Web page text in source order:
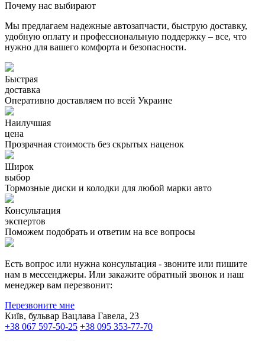
Почему нас выбирают
Мы предлагаем надежные автозапчасти, быструю доставку,
удобную оплату и профессиональную поддержку – все, что
нужно для вашего комфорта и безопасности.
Быстрая
доставка
Оперативно доставляем по всей Украине
Наилучшая
цена
Прозрачная стоимость без скрытых наценок
Широк
выбор
Тормозные диски и колодки для любой марки авто
Консультация
экспертов
Поможем подобрать и ответим на все вопросы
Есть вопрос или нужна консультация - звоните или пишите
нам в мессенджеры. Или закажите обратный звонок и наш
менеджер вам перезвонит:
Перезвоните мне
Київ, бульвар Вацлава Гавела, 23
+38 067 597-50-25 +38 095 353-77-70